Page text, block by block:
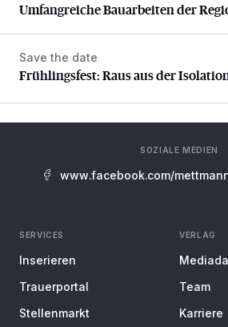
Umfangreiche Bauarbeiten der
Frühlingsfest: Raus aus der Isolation
Save the date
Frühlingsfest: Raus aus der
SOZIALE MEDIEN
www.facebook.com/
SERVICES
Inserieren
Trauerportal
Stellenmarkt
VERLAG
Team
Karriere